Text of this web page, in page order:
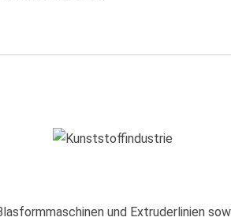
und Extruderlinien